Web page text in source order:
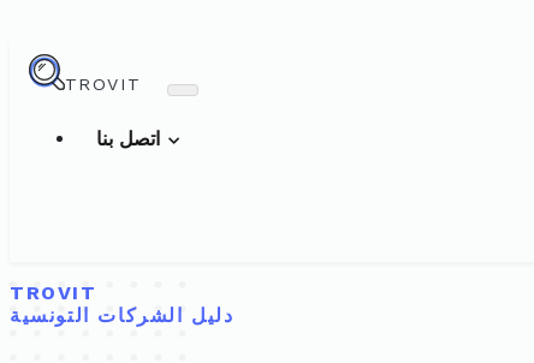
TROVIT
TROVIT
دليل الشركات التونسية